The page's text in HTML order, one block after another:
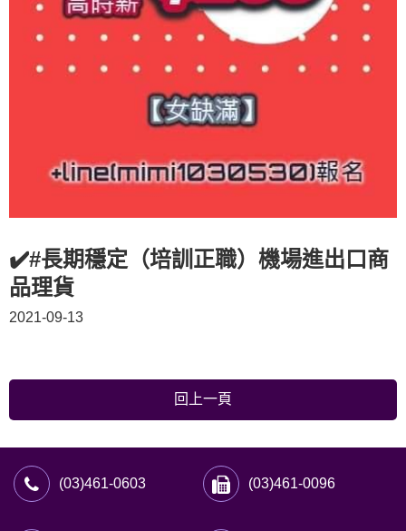
✔️#長期穩定（培訓正職）機場進出口商
品理貨
2021-09-13
回上一頁
(03)461-0603 (03)461-0096